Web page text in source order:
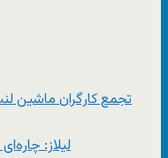
تجمع کارگران ماشین
لیلاز: